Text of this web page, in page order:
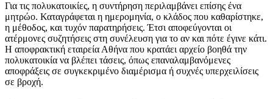
Για τις πολυκατοικίες, η συντήρηση περιλαμβάνει επίσης ένα
μητρώο. Καταγράφεται η ημερομηνία, ο κλάδος που καθαρίστηκε,
η μέθοδος, και τυχόν παρατηρήσεις. Έτσι αποφεύγονται οι
ατέρμονες συζητήσεις στη συνέλευση για το αν και πότε έγινε κάτι.
Η αποφρακτική εταιρεία Αθήνα που κρατάει αρχείο βοηθά την
πολυκατοικία να βλέπει τάσεις, όπως επαναλαμβανόμενες
αποφράξεις σε συγκεκριμένο διαμέρισμα ή συχνές υπερχειλίσεις
σε βροχή.